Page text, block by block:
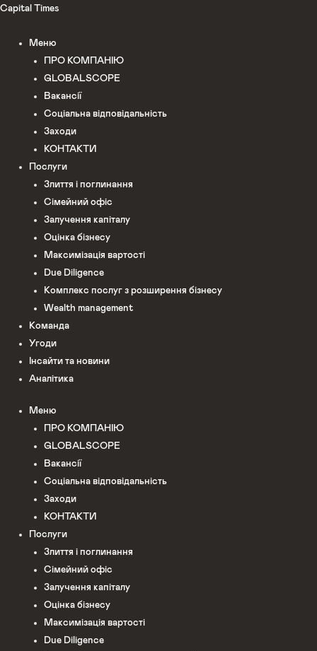
Перейти
вмісту
Capital Times
Меню
ПРО КОМПАНІЮ
GLOBALSCOPE
Вакансії
Соціальна відповідальність
Заходи
КОНТАКТИ
Послуги
Злиття і поглинання
Сімейний офіс
Залучення капіталу
Оцінка бізнесу
Максимізація вартості
Due Diligence
Комплекс послуг з розширення бізнесу
Wealth management
Команда
Угоди
Інсайти та новини
Аналітика
Меню
ПРО КОМПАНІЮ
GLOBALSCOPE
Вакансії
Соціальна відповідальність
Заходи
КОНТАКТИ
Послуги
Злиття і поглинання
Сімейний офіс
Залучення капіталу
Оцінка бізнесу
Максимізація вартості
Due Diligence